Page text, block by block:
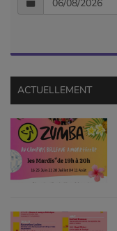
ACTUELLEMENT